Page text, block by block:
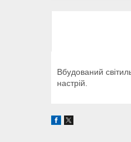
Вбудований
настрій.